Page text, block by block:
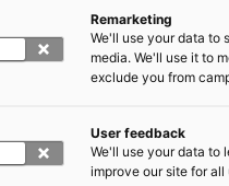
Business and
CO2 for Industry Renewal
Machinery
simulation
materials
Remarketing
We'll use your data to
media. We'll use it to
exclude you from
User feedback
We'll use your data to
improve our site for all